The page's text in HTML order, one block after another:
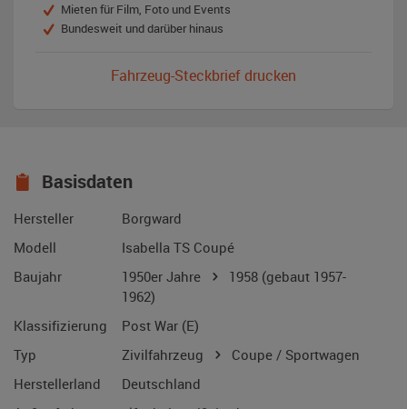
Mieten für Film, Foto und Events
Bundesweit und darüber hinaus
Fahrzeug-Steckbrief drucken
Basisdaten
Hersteller
Borgward
Modell
Isabella TS Coupé
Baujahr
1950er Jahre 1958 (gebaut 1957-
1962)
Klassifizierung
Post War (E)
Typ
Zivilfahrzeug
Coupe / Sportwagen
Herstellerland
Deutschland